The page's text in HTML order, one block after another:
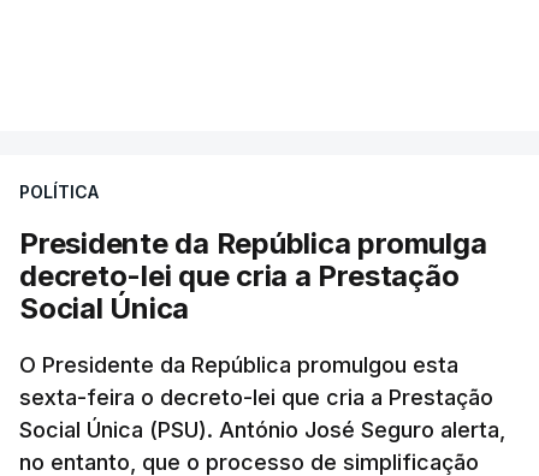
POLÍTICA
Presidente da República promulga
decreto-lei que cria a Prestação
Social Única
O Presidente da República promulgou esta
sexta-feira o decreto-lei que cria a Prestação
Social Única (PSU). António José Seguro alerta,
no entanto, que o processo de simplificação